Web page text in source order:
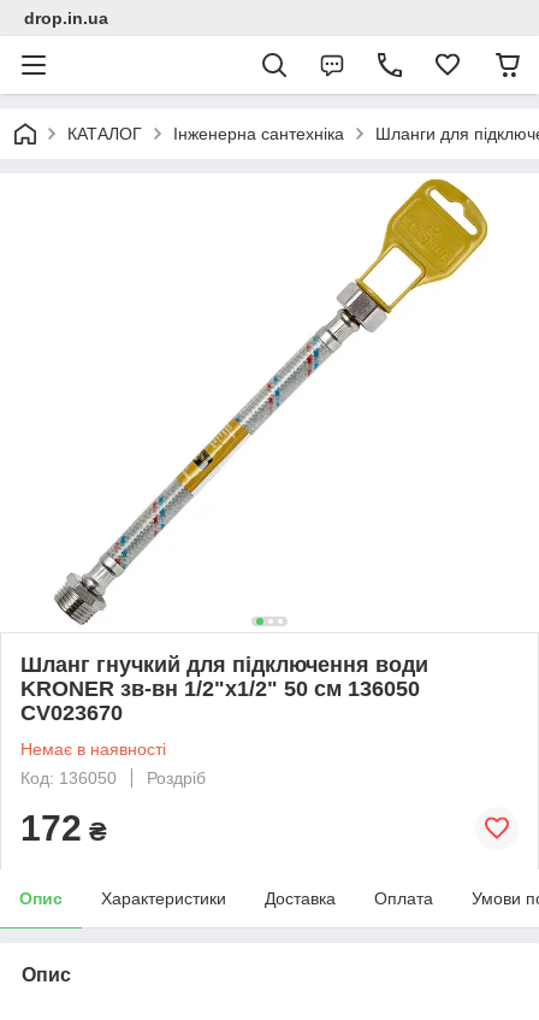
drop.in.ua
КАТАЛОГ Інженерна сантехніка Шланги для
Шланг гнучкий для підключення води
KRONER зв-вн 1/2"x1/2" 50 см 136050
CV023670
Немає в наявності
Код: 136050
Роздріб
172 ₴
Опис Характеристики Доставка Оплата Умови
Опис